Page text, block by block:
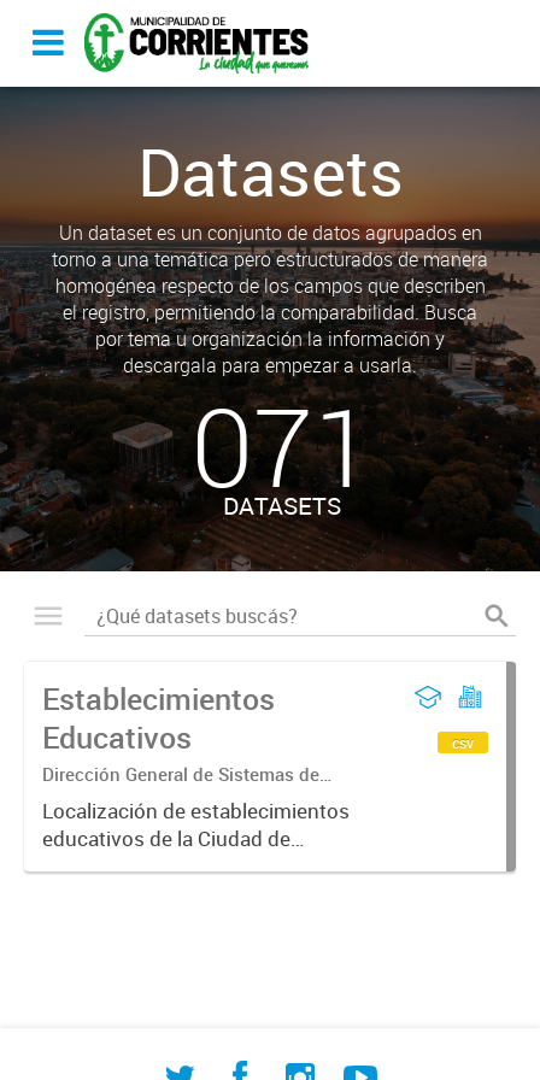
Datasets
Un dataset es un conjunto de datos agrupados en
torno a una temática pero estructurados de manera
homogénea respecto de los campos que describen
el registro, permitiendo la comparabilidad. Busca
por tema u organización la información y
descargala para empezar a usarla.
071
DATASETS
Establecimientos
Educativos
Dirección General de Sistemas de
Información Geográfica
Localización de establecimientos
educativos de la Ciudad de
Corrientes
csv